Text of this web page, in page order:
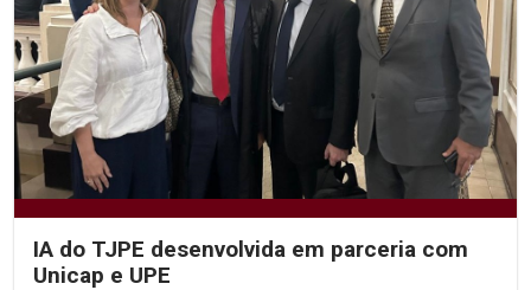
IA do TJPE desenvolvida em parceria com
Unicap e UPE